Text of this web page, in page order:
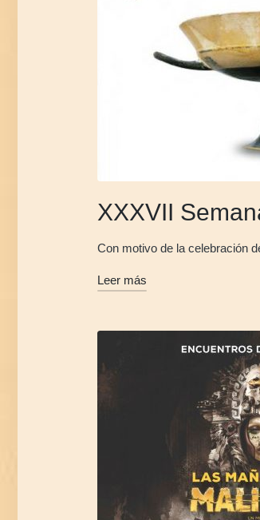
XXXVII
Con motivo de la celebración
Leer más